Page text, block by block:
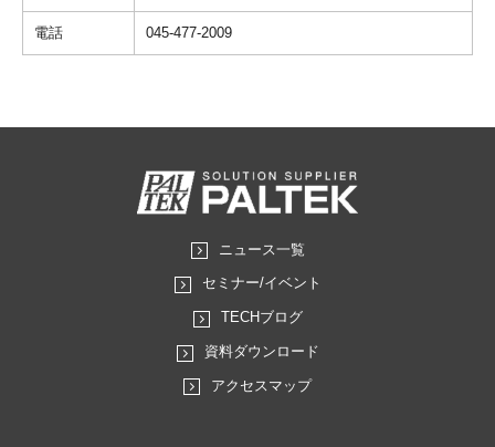
電話 045-477-2009
ニュース一覧
セミナー/イベント
TECHブログ
資料ダウンロード
アクセスマップ